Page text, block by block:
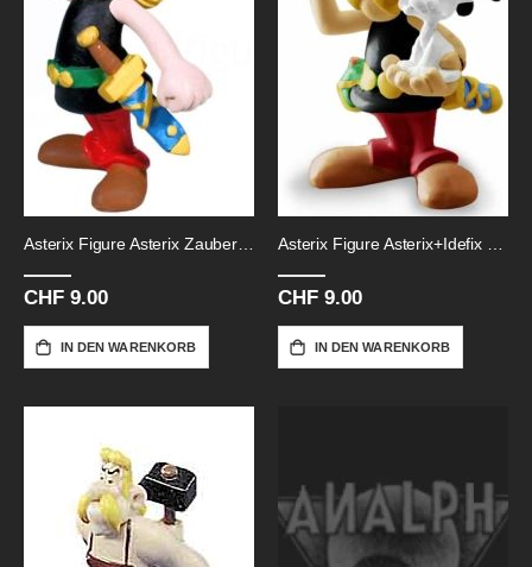
Asterix Figure Asterix Zaubertrank
CHF 9.00
IN DEN WARENKORB
Asterix Figure Asterix+Idefix PVC
CHF 9.00
IN DEN WARENKORB